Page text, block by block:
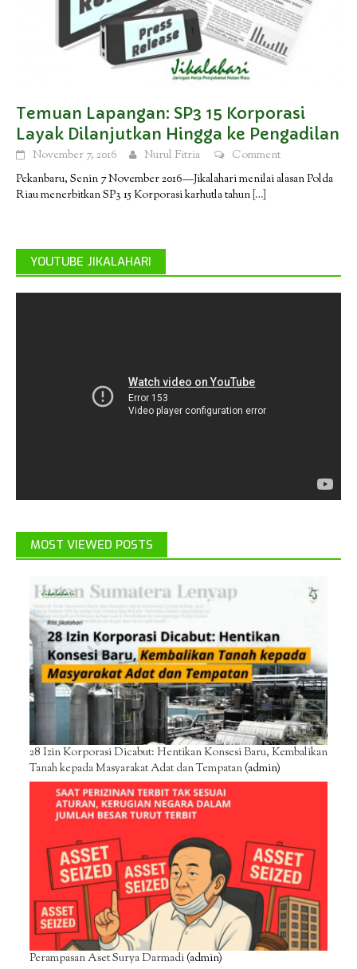
Temuan Lapangan: SP3 15 Korporasi
Layak Dilanjutkan Hingga ke Pengadilan
November 7, 2016 Nurul Fitria
Comment
Pekanbaru, Senin 7 November 2016—Jikalahari menilai alasan Polda
Riau menerbitkan SP3 15 Korporasi karhutla tahun […]
YOUTUBE JIKALAHARI
MOST VIEWED POSTS
28 Izin Korporasi Dicabut: Hentikan Konsesi Baru, Kembalikan
Tanah kepada Masyarakat Adat dan Tempatan(admin)
Perampasan Aset Surya Darmadi(admin)